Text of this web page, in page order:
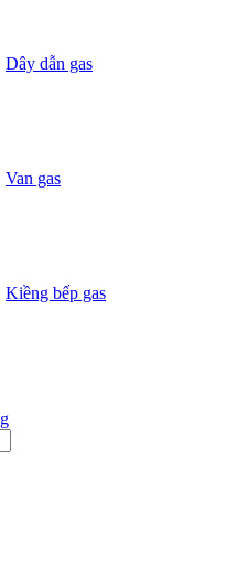
Dây dẫn gas
Van gas
Kiềng bếp gas